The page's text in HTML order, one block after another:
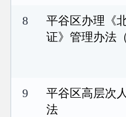
8
平谷区办理《
证》管理办法
9
平谷区高层次
法